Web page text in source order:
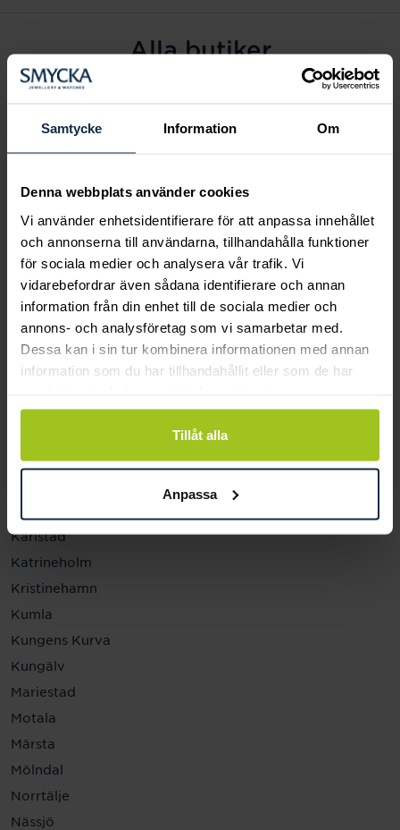
Samtycke Information Om
Denna webbplats använder cookies
Vi använder enhetsidentifierare för att anpassa innehållet
och annonserna till användarna, tillhandahålla funktioner
för sociala medier och analysera vår trafik. Vi
vidarebefordrar även sådana identifierare och annan
information från din enhet till de sociala medier och
annons- och analysföretag som vi samarbetar med.
Dessa kan i sin tur kombinera informationen med annan
information som du har tillhandahållit eller som de har
Tillåt alla
Anpassa
Alla butiker
Alingsås
Arvidsjaur
Eksjö
Fagersta
Farsta
Gävle
Halmstad
Halmstad Hallarna
Haninge
Helsingborg
Jönköping
Karlstad
Katrineholm
Kristinehamn
Kumla
Kungens Kurva
Kungälv
Mariestad
Motala
Märsta
Mölndal
Norrtälje
Nässjö